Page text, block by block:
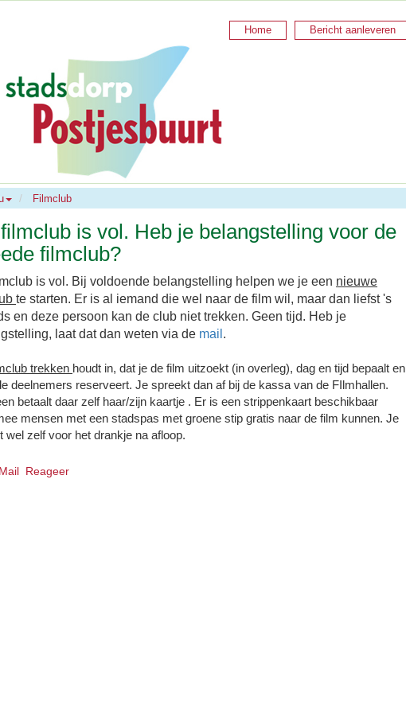
Home Bericht aanleveren
Filmclub
is vol. Heb je belangstelling voor de
filmclub?
is vol. Bij voldoende belangstelling helpen we je een nieuwe
te starten. Er is al iemand die wel naar de film wil, maar dan liefst 's
en deze persoon kan de club niet trekken. Geen tijd. Heb je
laat dat dan weten via de mail .
trekken houdt in, dat je de film uitzoekt (in overleg), dag en tijd bepaalt en
deelnemers reserveert. Je spreekt dan af bij de kassa van de FIlmhallen.
betaalt daar zelf haar/zijn kaartje . Er is een strippenkaart beschikbaar
mensen met een stadspas met groene stip gratis naar de film kunnen. Je
wel zelf voor het drankje na afloop.
Mail Reageer